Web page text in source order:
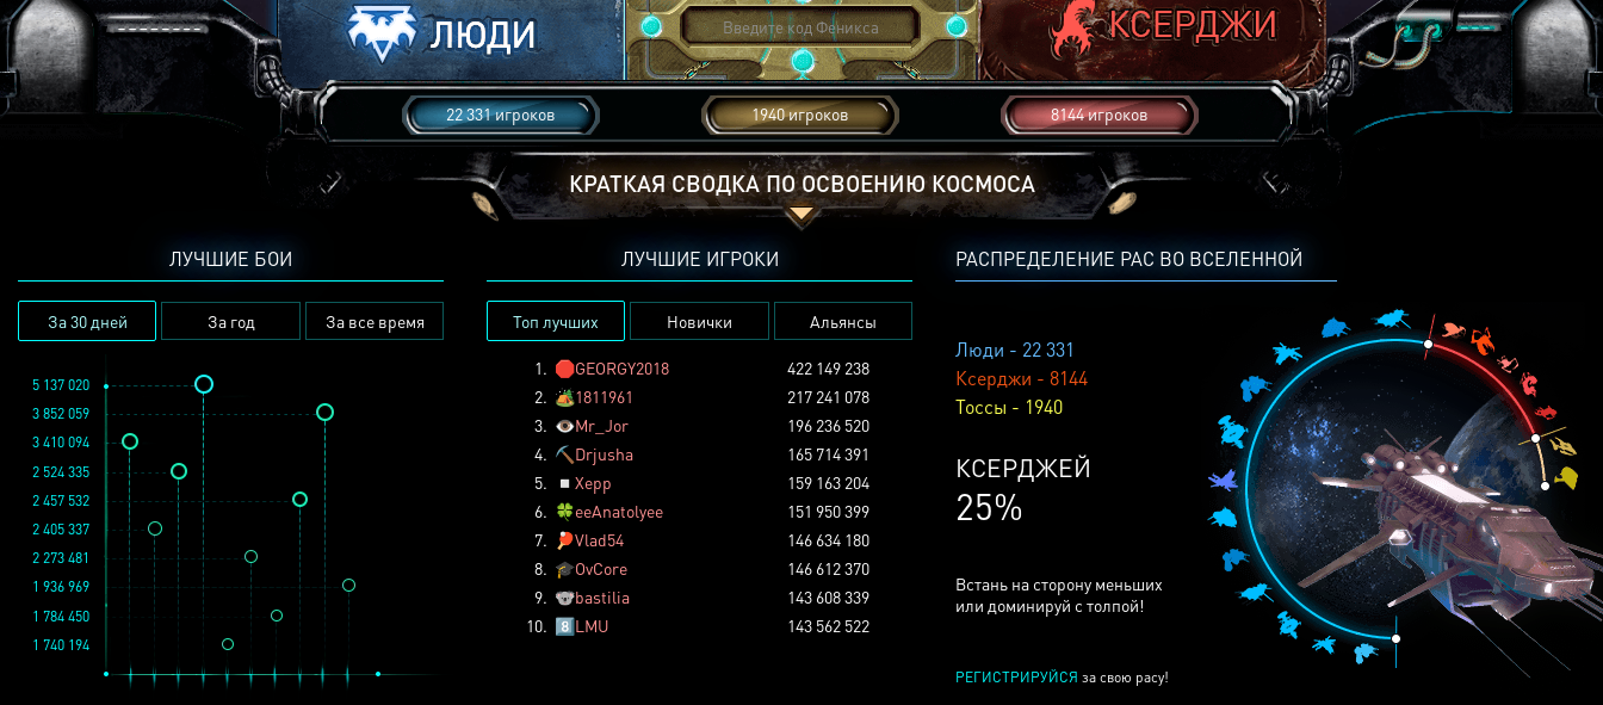
22 331 игроков 1940 игроков 8144 игроков
КРАТКАЯ СВОДКА ПО ОСВОЕНИЮ КОСМОСА
РАСПРЕДЕЛЕНИЕ РАС ВО ВСЕЛЕННОЙ
Люди - 22 331
Ксерджи - 8144
Тоссы - 1940
КСЕРДЖЕЙ
25%
Встань на сторону меньших
или доминируй с толпой!
РЕГИСТРИРУЙСЯ за свою расу!
ЛУЧШИЕ БОИ
За 30 дней За год За все время
1 936 969
3 852 059
2 457 532
1 784 450
2 273 481
1 740 194
5 137 020
2 524 335
2 405 337
3 410 094
ЛУЧШИЕ ИГРОКИ
Топ лучших Новички Альянсы
1. 🛑GEORGY2018
422 149 238
2. 🏕️1811961
217 241 078
3. 👁️Mr_Jor
196 236 520
4. ⛏️ Drjusha
165 714 391
5.
◽ Xepp
159 163 204
6. 🍀eeAnatolyee
151 950 399
7.
🏓Vlad54
146 634 180
8. 🎓OvCore
146 612 370
9. 🐨bastilia
143 608 339
10. 8️⃣LMU 143 562 522